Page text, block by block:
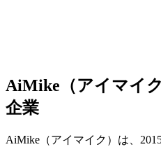
AiMike（アイマイ
企業
AiMike（アイマイク）は、